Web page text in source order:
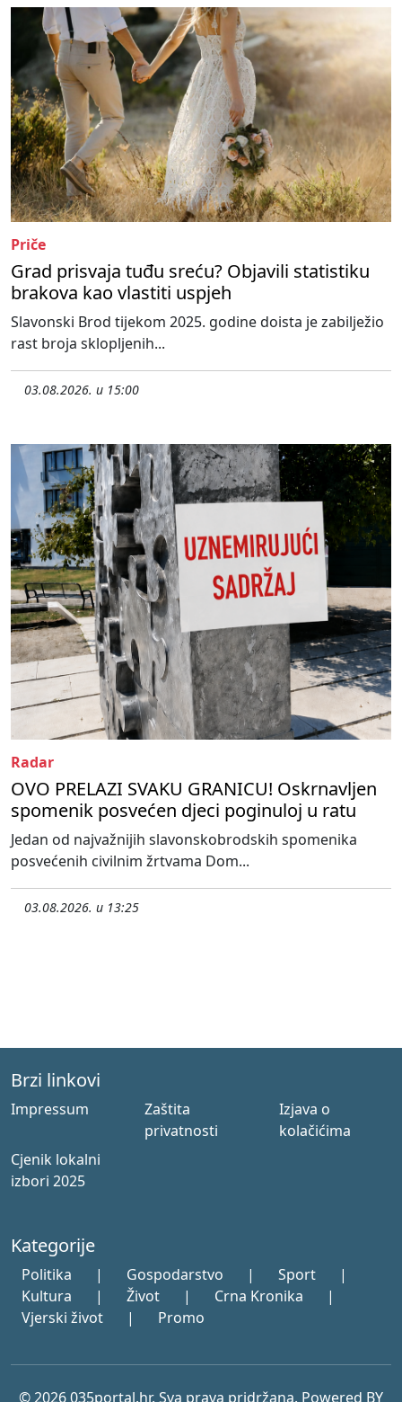
Priče
Grad prisvaja tuđu sreću? Objavili statistiku
brakova kao vlastiti uspjeh
Slavonski Brod tijekom 2025. godine doista je zabilježio
rast broja sklopljenih...
03.08.2026. u 15:00
Radar
OVO PRELAZI SVAKU GRANICU! Oskrnavljen
spomenik posvećen djeci poginuloj u ratu
Jedan od najvažnijih slavonskobrodskih spomenika
posvećenih civilnim žrtvama Dom...
03.08.2026. u 13:25
Brzi linkovi
Impressum
Zaštita
privatnosti
Izjava o
kolačićima
Cjenik lokalni
izbori 2025
Kategorije
Politika | Gospodarstvo | Sport
|
Kultura
| Život | Crna Kronika
|
Vjerski život
| Promo
© 2026 035portal.hr. Sva prava pridržana. Powered BY